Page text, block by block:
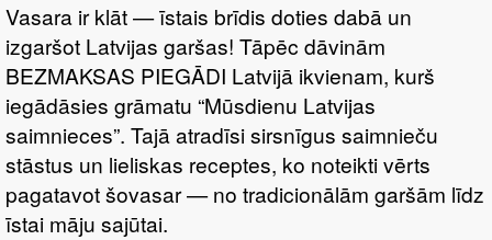
Vasara ir klāt — īstais brīdis doties dabā un
izgaršot Latvijas garšas! Tāpēc dāvinām
BEZMAKSAS PIEGĀDI Latvijā ikvienam, kurš
iegādāsies grāmatu “Mūsdienu Latvijas
saimnieces”. Tajā atradīsi sirsnīgus saimnieču
stāstus un lieliskas receptes, ko noteikti vērts
pagatavot šovasar — no tradicionālām garšām līdz
īstai māju sajūtai.